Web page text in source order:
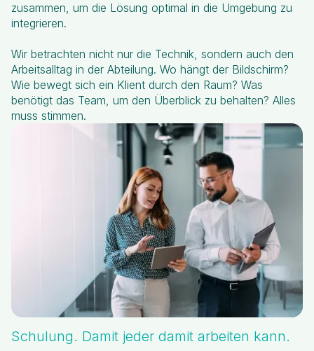
zusammen, um die Lösung optimal in die Umgebung zu
integrieren.
Wir betrachten nicht nur die Technik, sondern auch den
Arbeitsalltag in der Abteilung. Wo hängt der Bildschirm?
Wie bewegt sich ein Klient durch den Raum? Was
benötigt das Team, um den Überblick zu behalten? Alles
muss stimmen.
Schulung. Damit jeder damit arbeiten kann.